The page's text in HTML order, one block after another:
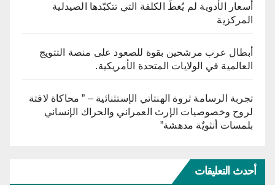
أسعار الأدوية لم يُغطِّ الكلفة التي تتكبّدها الصيدلية
المركزية
أبطال عرب مرشحين بقوة للصعود على منصة التتويج
العالمية في الولايات المتحدة الأمريكية.
تجربة الرسامة ثروة الهنتاتي الإستثنائية – ” محاكاة لافتة
لروح وخصوصيات الإرث العمراني والحراك الإنساني
بلمسات أنثويٌة مدهشة”
أحدث التعليقات